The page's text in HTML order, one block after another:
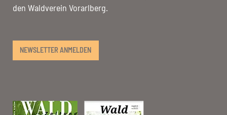
den Waldverein Vorarlberg.
NEWSLETTER ANMELDEN